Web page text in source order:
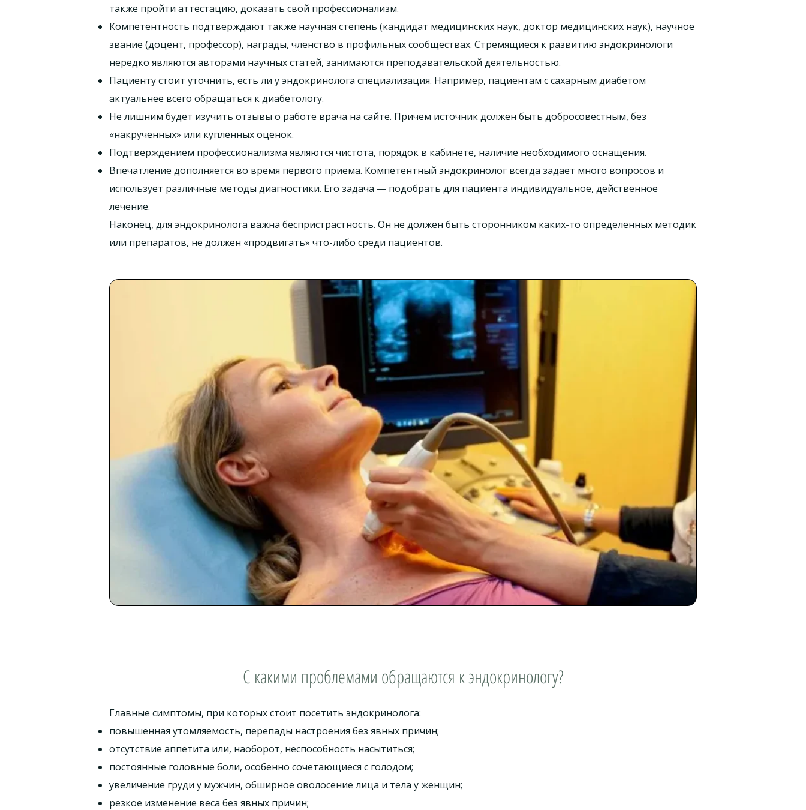
также пройти аттестацию, доказать свой профессионализм.
Компетентность подтверждают также научная степень (кандидат медицинских наук, доктор медицинских наук), научное
звание (доцент, профессор), награды, членство в профильных сообществах. Стремящиеся к развитию эндокринологи
нередко являются авторами научных статей, занимаются преподавательской деятельностью.
Пациенту стоит уточнить, есть ли у эндокринолога специализация. Например, пациентам с сахарным диабетом
актуальнее всего обращаться к диабетологу.
Не лишним будет изучить отзывы о работе врача на сайте. Причем источник должен быть добросовестным, без
«накрученных» или купленных оценок.
Подтверждением профессионализма являются чистота, порядок в кабинете, наличие необходимого оснащения.
Впечатление дополняется во время первого приема. Компетентный эндокринолог всегда задает много вопросов и
использует различные методы диагностики. Его задача — подобрать для пациента индивидуальное, действенное
лечение.
Наконец, для эндокринолога важна беспристрастность. Он не должен быть сторонником каких-то определенных методик
или препаратов, не должен «продвигать» что-либо среди пациентов.
С какими проблемами обращаются к эндокринологу?
Главные симптомы, при которых стоит посетить эндокринолога:
повышенная утомляемость, перепады настроения без явных причин;
отсутствие аппетита или, наоборот, неспособность насытиться;
постоянные головные боли, особенно сочетающиеся с голодом;
увеличение груди у мужчин, обширное оволосение лица и тела у женщин;
резкое изменение веса без явных причин;